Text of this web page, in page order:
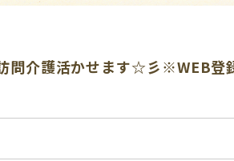
介護活かせます☆彡※WEB登